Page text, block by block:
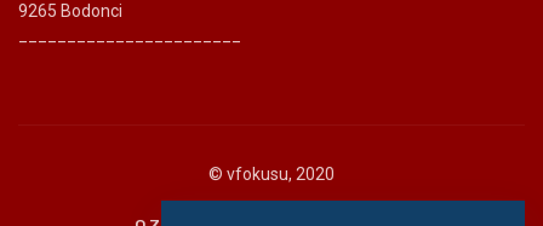
9265 Bodonci
© vfokusu, 2020